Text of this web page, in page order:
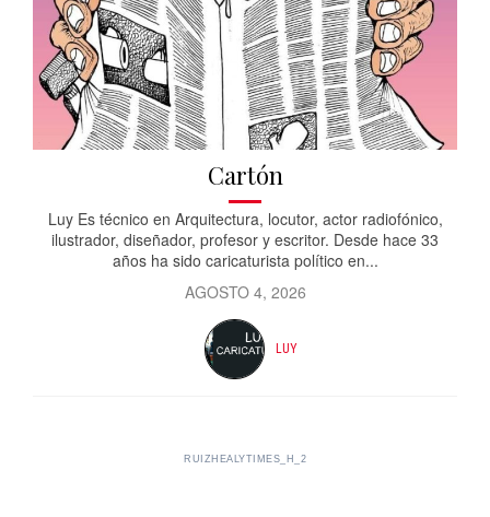
Cartón
Luy Es técnico en Arquitectura, locutor, actor radiofónico,
ilustrador, diseñador, profesor y escritor. Desde hace 33
años ha sido caricaturista político en...
AGOSTO 4, 2026
LUY
RUIZHEALYTIMES_H_2